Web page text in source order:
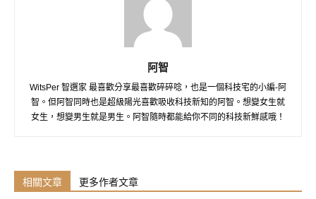
阿智
WitsPer 智選家 最喜歡分享最喜歡碎碎唸，也是一個科技宅的小編-阿
智。但阿智同時也是超級陽光喜歡吸收科技新知的阿智。想變女生就
女生，想變男生就是男生。阿智隨時都能給你不同的科技新鮮感哦！
相關文章 更多作者文章